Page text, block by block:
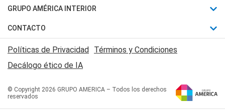
Judiciales
Economia
Motores
Trucos caseros
Series y Películas
Edictos y Solicitadas
Fútbol
Mundial
Automovilismo
Rugby
Básquet
GRUPO AMÉRICA INTERIOR
Canal 7 en Vivo
San Juan 8
CONTACTO
Acerca de Nosotros
Contactanos
Políticas de Privacidad Términos y Condiciones
Decálogo ético de IA
© Copyright 2026 GRUPO AMERICA – Todos los derechos
reservados